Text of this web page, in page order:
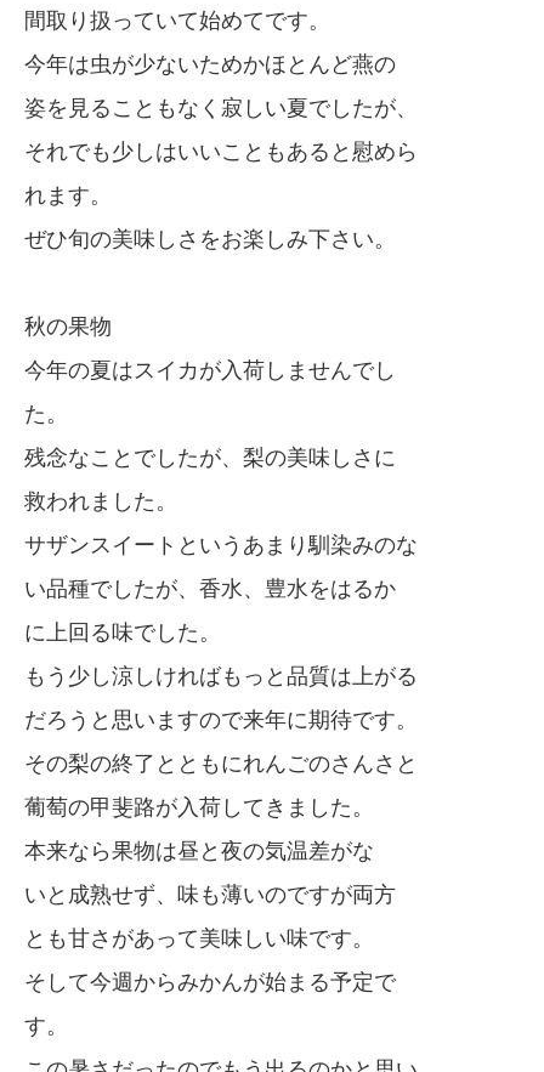
間取り扱っていて始めてです。
今年は虫が少ないためかほとんど燕の
姿を見ることもなく寂しい夏でしたが、
それでも少しはいいこともあると慰めら
れます。
ぜひ旬の美味しさをお楽しみ下さい。
秋の果物
今年の夏はスイカが入荷しませんでし
た。
残念なことでしたが、梨の美味しさに
救われました。
サザンスイートというあまり馴染みのな
い品種でしたが、香水、豊水をはるか
に上回る味でした。
もう少し涼しければもっと品質は上がる
だろうと思いますので来年に期待です。
その梨の終了とともにれんごのさんさと
葡萄の甲斐路が入荷してきました。
本来なら果物は昼と夜の気温差がな
いと成熟せず、味も薄いのですが両方
とも甘さがあって美味しい味です。
そして今週からみかんが始まる予定で
す。